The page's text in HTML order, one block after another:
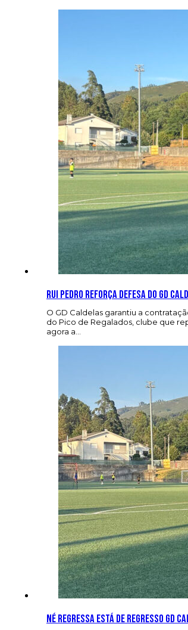
Rui Pedro reforça defesa do GD
O GD Caldelas garantiu a
do Pico de Regalados, clube que
agora a…
Né regressa está de regresso GD